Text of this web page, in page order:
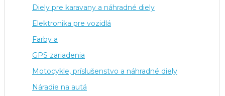
Diely pre karavany a náhradné diely
Elektronika pre vozidlá
Farby a
GPS zariadenia
Motocykle, príslušenstvo a náhradné diely
Náradie na autá